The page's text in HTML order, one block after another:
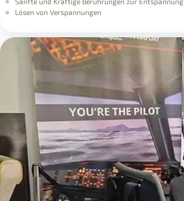
Lösen von Verspannungen